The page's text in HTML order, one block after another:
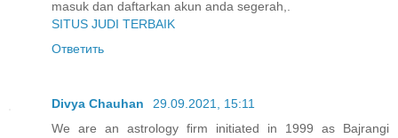
masuk dan daftarkan akun anda segerah,.
SITUS JUDI TERBAIK
Ответить
Divya Chauhan
29.09.2021, 15:11
We are an astrology firm initiated in 1999 as Bajrangi